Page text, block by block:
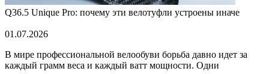
Q36.5 Unique Pro: почему эти велотуфли устроены иначе
01.07.2026
В мире профессиональной велообуви борьба давно идет за
каждый грамм веса и каждый ватт мощности. Одни